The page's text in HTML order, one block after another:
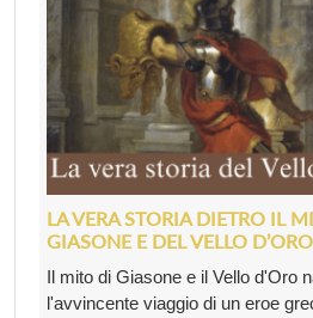
LA VERA STORIA DIETRO IL
GIASONE E DEL VELLO D’ORO
Il mito di Giasone e il Vello d'Oro
l'avvincente viaggio di un eroe